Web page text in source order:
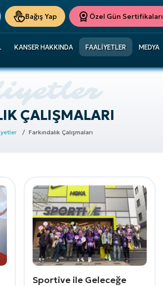
Bağış Yap Özel Gün Sertifikaları
KANSER HAKKINDA FAALIYETLER MEDYA
ÇALIŞMALARI
Farkındalık Çalışmaları
Sportive ile Geleceğe